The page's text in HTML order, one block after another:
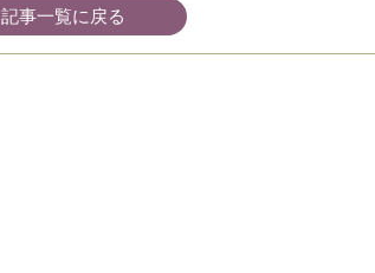
記事一覧に戻る